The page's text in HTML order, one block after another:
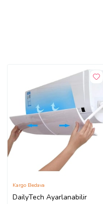
DailyTech Ayarlanabilir
Kargo Bedava